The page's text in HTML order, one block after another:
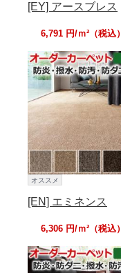
[EY] アースブレス
6,791 円/ｍ²（税込）
オススメ
[EN] エミネンス
6,306 円/ｍ²（税込）